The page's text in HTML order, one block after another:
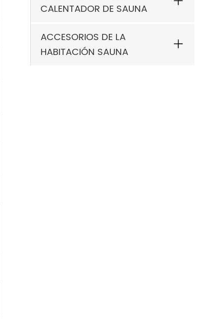
CALENTADOR DE SAUNA
ACCESORIOS DE LA
HABITACIÓN SAUNA